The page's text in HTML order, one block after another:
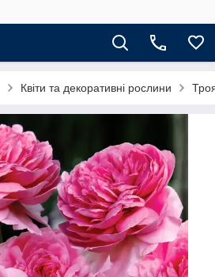
Квіти та декоративні рослини